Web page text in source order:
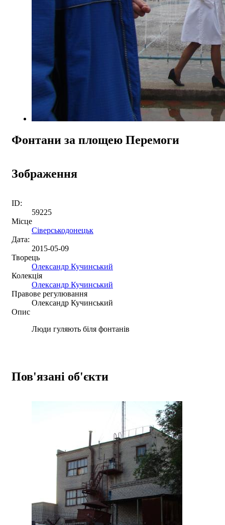
Фонтани за площею Перемоги
Зображення
ID:
59225
Місце
Сіверськодонецьк
Дата:
2015-05-09
Творець
Олександр Кучинський
Колекція
Олександр Кучинський
Правове регулювання
Олександр Кучинський
Опис
Люди гуляють біля фонтанів
Пов'язані об'єкти